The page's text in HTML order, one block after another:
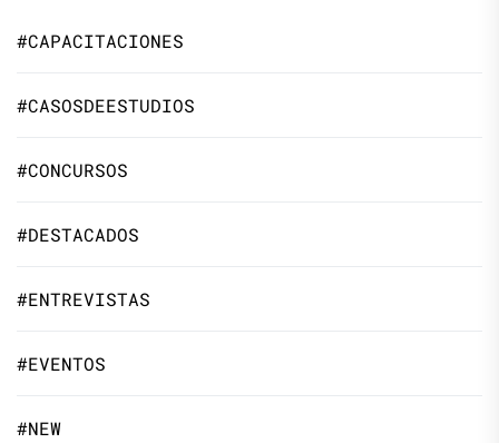
#CAPACITACIONES
#CASOSDEESTUDIOS
#CONCURSOS
#DESTACADOS
#ENTREVISTAS
#EVENTOS
#NEW